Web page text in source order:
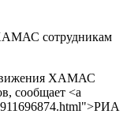
сотрудникам
ХАМАС
сообщает <a